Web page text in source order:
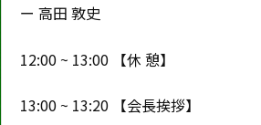
ー 高田 敦史
12:00 ~ 13:00 【休 憩】
13:00 ~ 13:20 【会長挨拶】